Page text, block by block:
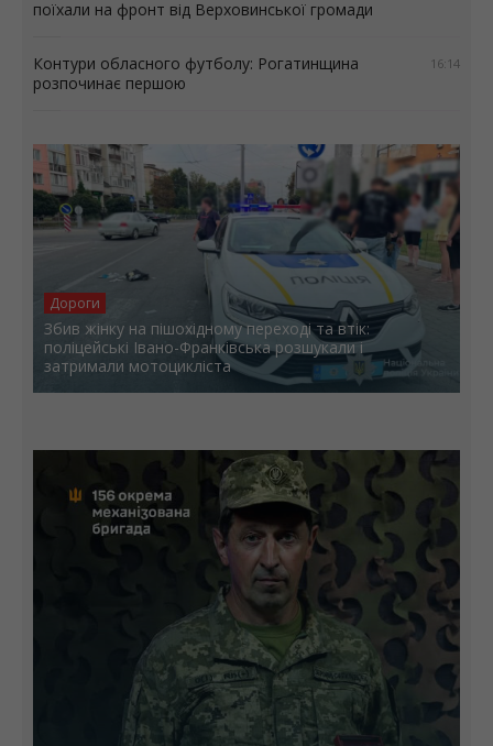
поїхали на фронт від Верховинської громади
16:14
Контури обласного футболу: Рогатинщина
розпочинає першою
Дороги
Збив жінку на пішохідному переході та втік:
поліцейські Івано-Франківська розшукали і
затримали мотоцикліста